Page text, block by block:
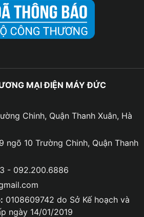
MẠI ĐIỆN MÁY ĐỨC
Chinh, Quận Thanh Xuân, Hà
ngõ 10 Trường Chinh, Quận Thanh
- 092.200.6886
0108609742 do Sở Kế hoạch và
ngày 14/01/2019